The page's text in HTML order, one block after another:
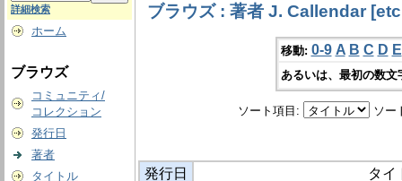
詳細検索
ホーム
ブラウズ
コミュニティ/
コレクション
発行日
著者
タイトル
ブラウズ : 著者 J. Callendar
移動: 0-9 A B C D E
あるいは、最初の数
ソート項目: ソー
発行日 タイ